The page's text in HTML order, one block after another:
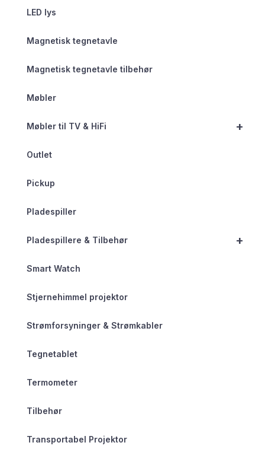
LED lys
Magnetisk tegnetavle
Magnetisk tegnetavle tilbehør
Møbler
+
Møbler til TV & HiFi
Outlet
Pickup
Pladespiller
+
Pladespillere & Tilbehør
Smart Watch
Stjernehimmel projektor
Strømforsyninger & Strømkabler
Tegnetablet
Termometer
Tilbehør
Transportabel Projektor